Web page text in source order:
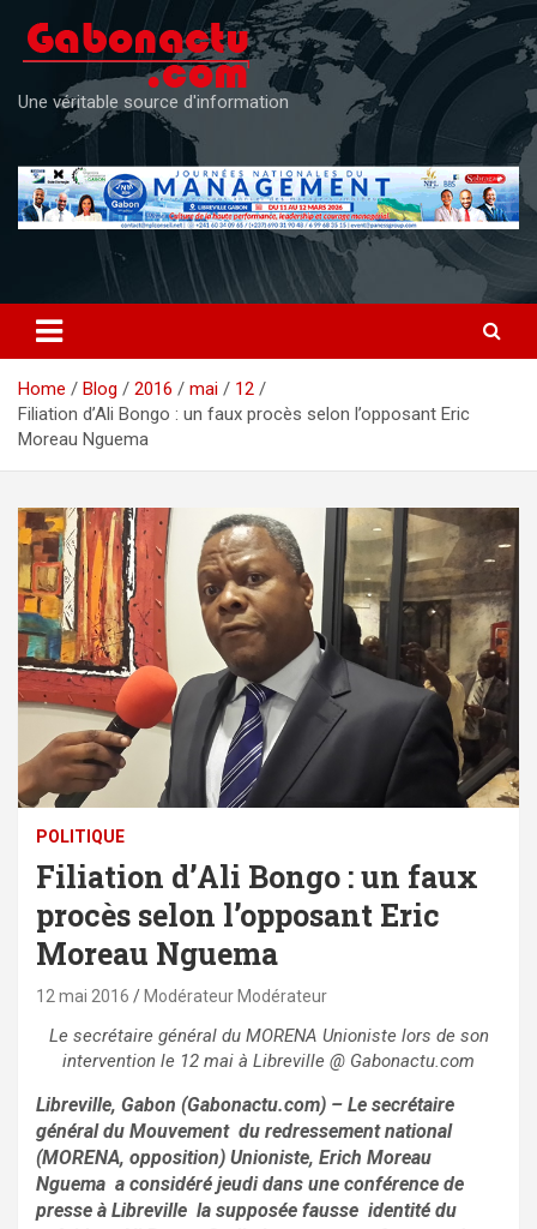
content
Une véritable source d'information
Home Blog 2016 mai
12
Filiation d’Ali Bongo : un faux procès selon l’opposant Eric
Moreau Nguema
POLITIQUE
Filiation d’Ali Bongo : un faux
procès selon l’opposant Eric
Moreau Nguema
12 mai 2016 Modérateur Modérateur
Le secrétaire général du MORENA Unioniste lors de son
intervention le 12 mai à Libreville @ Gabonactu.com
Libreville, Gabon (Gabonactu.com) – Le secrétaire
général du Mouvement du redressement national
(MORENA, opposition) Unioniste, Erich Moreau
Nguema a considéré jeudi dans une conférence de
presse à Libreville la supposée fausse identité du